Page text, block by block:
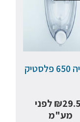
₪לפני
מע"מ